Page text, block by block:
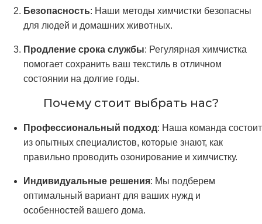
Безопасность: Наши методы химчистки безопасны
для людей и домашних животных.
Продление срока службы: Регулярная химчистка
помогает сохранить ваш текстиль в отличном
состоянии на долгие годы.
Почему стоит выбрать нас?
Профессиональный подход: Наша команда состоит
из опытных специалистов, которые знают, как
правильно проводить озонирование и химчистку.
Индивидуальные решения: Мы подберем
оптимальный вариант для ваших нужд и
особенностей вашего дома.